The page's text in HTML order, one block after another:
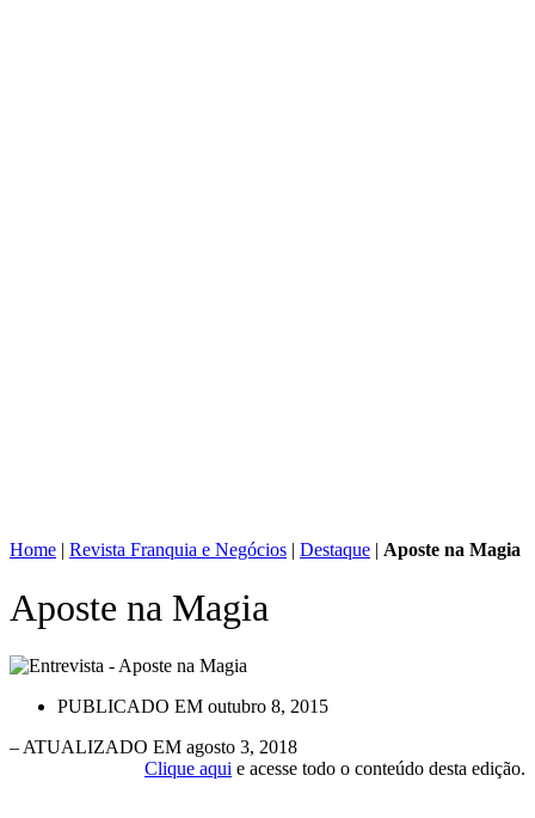
Home | Revista Franquia e Negócios | Destaque | Aposte na Magia
Aposte na Magia
PUBLICADO EM outubro 8, 2015
– ATUALIZADO EM agosto 3, 2018
Clique aqui e acesse todo o conteúdo desta edição.